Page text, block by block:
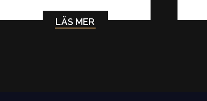
LÄS MER